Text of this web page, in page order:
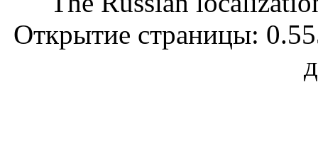
Открытие страницы: